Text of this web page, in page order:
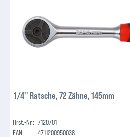
1/4'' Ratsche, 72 Zähne, 145mm
Hrst.-Nr.: 7120701
EAN:
4711200950038